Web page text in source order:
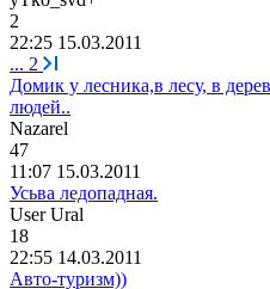
2
22:25 15.03.2011
... 2
Домик у лесника,в лесу, в
людей..
Nazarel
47
11:07 15.03.2011
Усьва ледопадная.
User Ural
18
22:55 14.03.2011
Авто-туризм))